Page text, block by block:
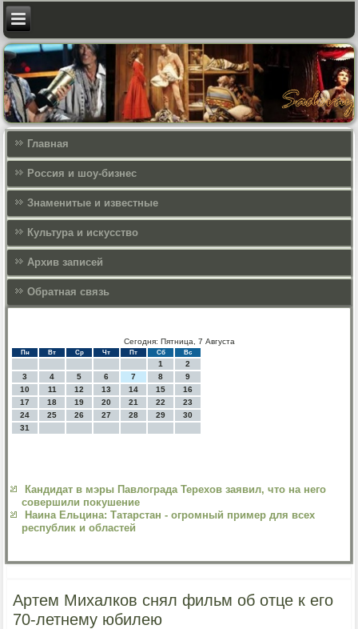
Главная
Россия и шоу-бизнес
Знаменитые и известные
Культура и искусcтво
Архив записей
Обратная связь
Сегодня: Пятница, 7 Августа
Пн Вт Ср Чт Пт Сб Вс
1
2
3
4 5 6 7 8
9
10
11 12 13 14 15
16
17
18 19 20 21 22
23
24
25 26 27 28 29
30
31
Кандидат в мэры Павлограда Терехов заявил, что на него
совершили покушение
Наина Ельцина: Татарстан - огромный пример для всех
республик и областей
Артем Михалков снял фильм об отце к его
70-летнему юбилею